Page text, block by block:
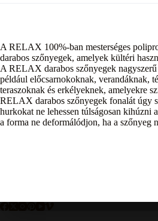
A RELAX 100%-ban mesterséges
darabos szőnyegek, amelyek kültéri
A RELAX darabos szőnyegek
például előcsarnokoknak, verandáknak,
teraszoknak és erkélyeknek, amelyekre
RELAX darabos szőnyegek fonalát úgy
hurkokat ne lehessen túlságosan kihúzni
a forma ne deformálódjon, ha a szőnyeg